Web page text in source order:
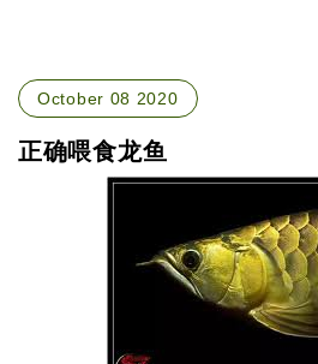
October 08 2020
正确喂食龙鱼